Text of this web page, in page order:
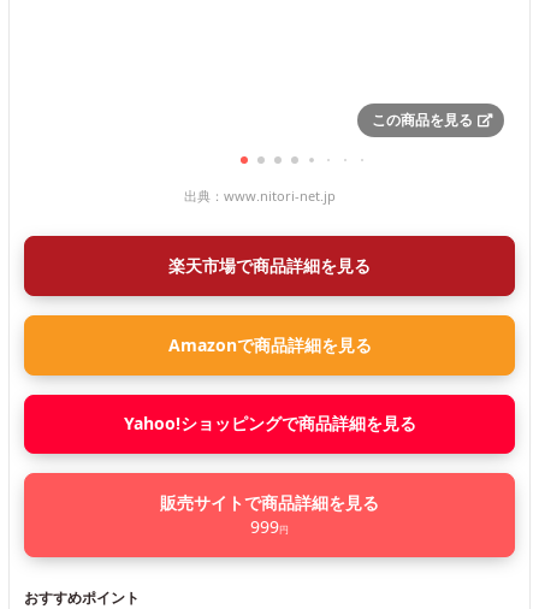
この商品を見る
出典： www.nitori-net.jp
楽天市場で商品詳細を見る
Amazonで商品詳細を見る
Yahoo!ショッピングで商品詳細を見る
販売サイトで商品詳細を見る
999円
おすすめポイント